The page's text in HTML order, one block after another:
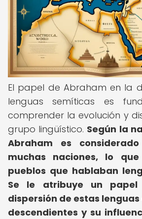
El papel de Abraham en la
lenguas semíticas es
comprender la evolución y
grupo lingüístico. Según la
Abraham es
muchas naciones, lo
pueblos que hablaban
Se le atribuye un
dispersión de estas
descendientes y su